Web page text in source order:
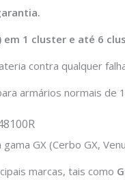
1 cluster e até 6
contra qualquer
armários normais de
GX (Cerbo GX,
marcas, tais como